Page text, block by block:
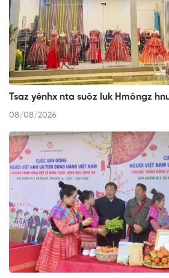
Tsaz yênhx nta suôz luk Hmôngz
08/08/2026